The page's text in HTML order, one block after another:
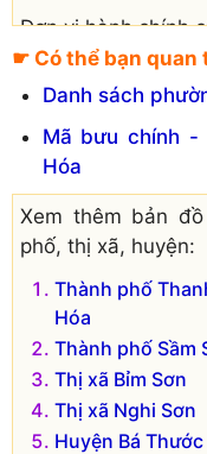
Đơn vị hành chính
Xã Quang Hiến
☛ Có thể bạn quan
Danh sách
Mã bưu chính -
Hóa
Xem thêm bản đồ
phố, thị xã, huyện:
Thành phố
Hóa
Thành phố Sầm
Thị xã Bỉm Sơn
Thị xã Nghi Sơn
Huyện Bá Thước